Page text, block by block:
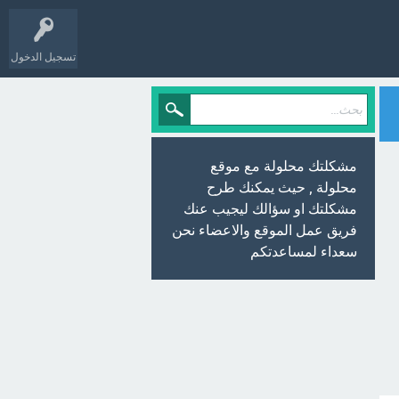
تسجيل الدخول
مشكلتك محلولة مع موقع
محلولة , حيث يمكنك طرح
مشكلتك او سؤالك ليجيب عنك
فريق عمل الموقع والاعضاء نحن
سعداء لمساعدتكم